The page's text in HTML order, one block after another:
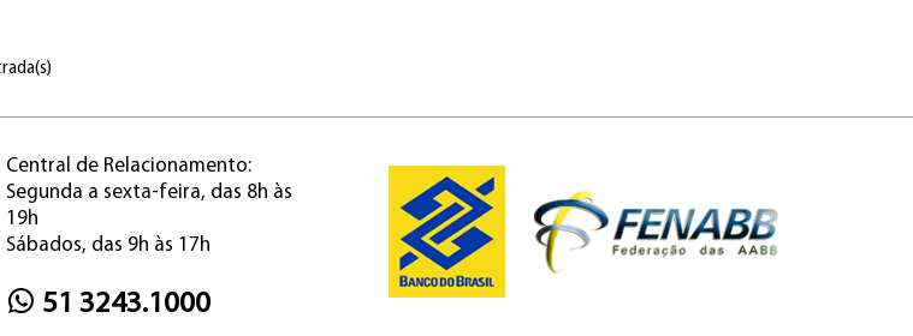
Central de Relacionamento:
Segunda a sexta-feira, das 8h às
19h
Sábados, das 9h às 17h
51 3243.1000